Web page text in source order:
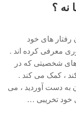
نه ؟
های خود
معرفی کرده اند .
های شخصیتی که در
، کمک می کند .
به دست آوردید ، می
خود تخریبی …